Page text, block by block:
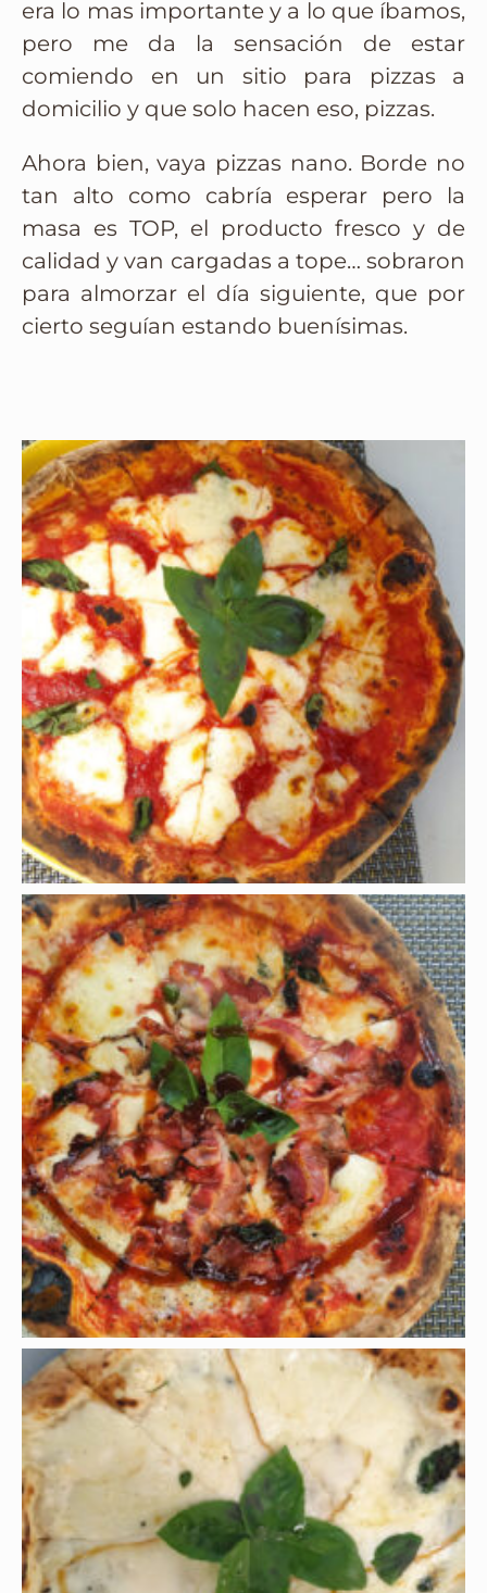
era lo mas importante y a lo que íbamos,
pero me da la sensación de estar
comiendo en un sitio para pizzas a
domicilio y que solo hacen eso, pizzas.
Ahora bien, vaya pizzas nano. Borde no
tan alto como cabría esperar pero la
masa es TOP, el producto fresco y de
calidad y van cargadas a tope… sobraron
para almorzar el día siguiente, que por
cierto seguían estando buenísimas.